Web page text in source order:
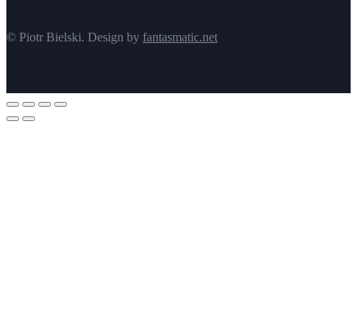
© Piotr Bielski. Design by fantasmatic.net